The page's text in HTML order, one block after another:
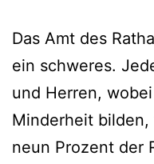
Das Amt des
ein schweres.
und Herren,
Minderheit bilden,
neun Prozent der